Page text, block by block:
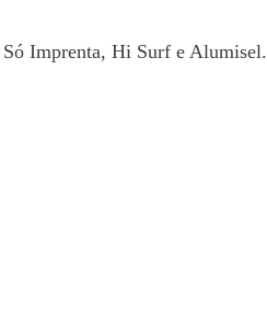
Só Imprenta, Hi Surf e Alumisel.